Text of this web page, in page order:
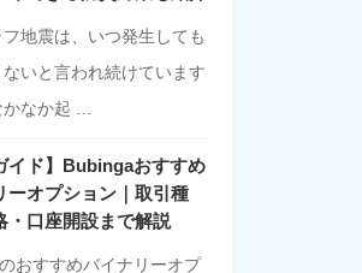
地震は、いつ発生しても
いと言われ続けています
かなか起 …
イド】Bubingaおすすめ
ーオプション｜取引種
・口座開設まで解説
おすすめバイナリーオプ